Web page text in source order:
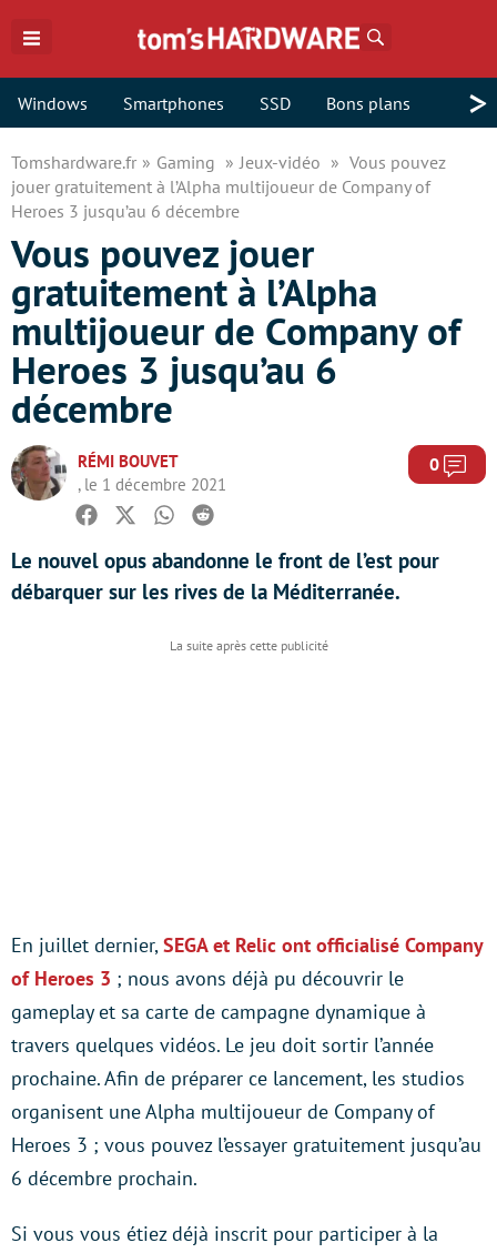
Windows Smartphones SSD Bons plans >
Tomshardware.fr Gaming Jeux-vidéo
Vous pouvez
jouer gratuitement à l’Alpha multijoueur de Company of
Heroes 3 jusqu’au 6 décembre
Vous pouvez jouer
gratuitement à l’Alpha
multijoueur de Company of
Heroes 3 jusqu’au 6
décembre
RÉMI BOUVET
, le 1 décembre 2021
0
Facebook
TwitterWhatsapp
Reddit
Le nouvel opus abandonne le front de l’est pour
débarquer sur les rives de la Méditerranée.
En juillet dernier,SEGA et Relic ont officialisé Company
of Heroes 3 ; nous avons déjà pu découvrir le
gameplay et sa carte de campagne dynamique à
travers quelques vidéos. Le jeu doit sortir l’année
prochaine. Afin de préparer ce lancement, les studios
organisent une Alpha multijoueur de Company of
Heroes 3 ; vous pouvez l’essayer gratuitement jusqu’au
6 décembre prochain.
Si vous vous étiez déjà inscrit pour participer à la